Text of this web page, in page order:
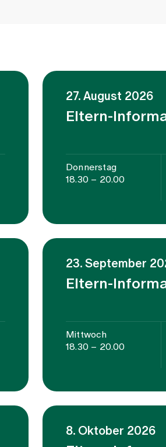
27. August 2026
Eltern-
Donnerstag
18.30 – 20.00
23. September
Eltern-
Mittwoch
18.30 – 20.00
8. Oktober 2026